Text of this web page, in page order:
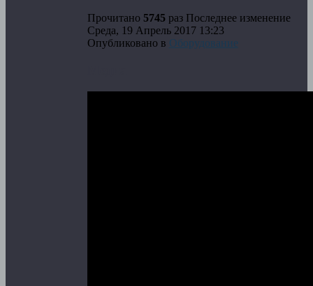
Прочитано 5745раз Последнее изменение
Среда, 19 Апрель 2017 13:23
Опубликовано в Оборудование